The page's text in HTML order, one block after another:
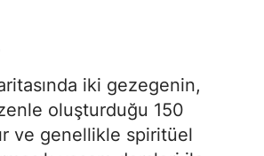
iki gezegenin,
oluşturduğu 150
ve genellikle spiritüel